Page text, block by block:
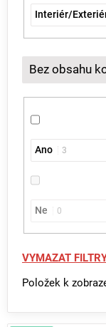
Interiér/
Bez obsahu
Ano 3
Ne 0
VYMAZAT
Položek k